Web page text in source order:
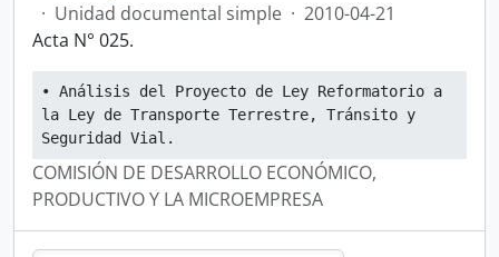
· Unidad documental simple · 2010-04-21
Acta N° 025.
• Análisis del Proyecto de Ley Reformatorio a
la Ley de Transporte Terrestre, Tránsito y
Seguridad Vial.
COMISIÓN DE DESARROLLO ECONÓMICO,
PRODUCTIVO Y LA MICROEMPRESA